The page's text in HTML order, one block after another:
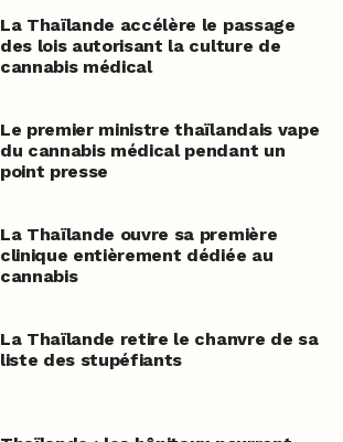
La Thaïlande accélère le passage
des lois autorisant la culture de
cannabis médical
Le premier ministre thaïlandais vape
du cannabis médical pendant un
point presse
La Thaïlande ouvre sa première
clinique entièrement dédiée au
cannabis
La Thaïlande retire le chanvre de sa
liste des stupéfiants